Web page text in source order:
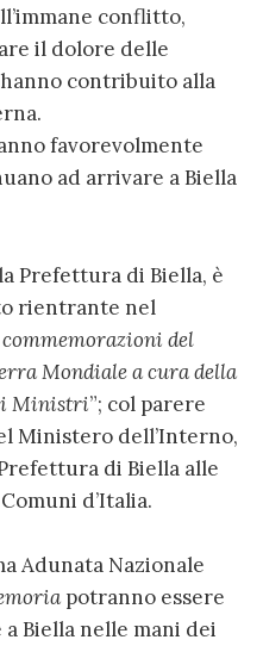
conflitto,
il dolore delle
contribuito alla
favorevolmente
ad arrivare a Biella
Prefettura di Biella, è
rientrante nel
del
Mondiale a cura della
Ministri”; col parere
Ministero dell’Interno,
di Biella alle
d’Italia.
Adunata Nazionale
potranno essere
Biella nelle mani dei